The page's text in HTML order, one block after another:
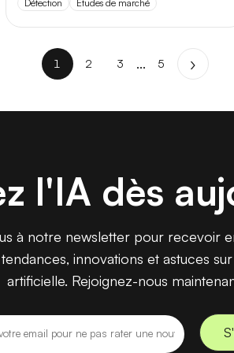
Détection
Études de marché
1 2 3 ... 5
l'IA dès
à notre newsletter pour recevoir
innovations et astuces
artificielle. Rejoignez-nous